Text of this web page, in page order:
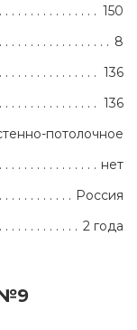
150
8
136
136
потолочное
нет
Россия
2 года
№9